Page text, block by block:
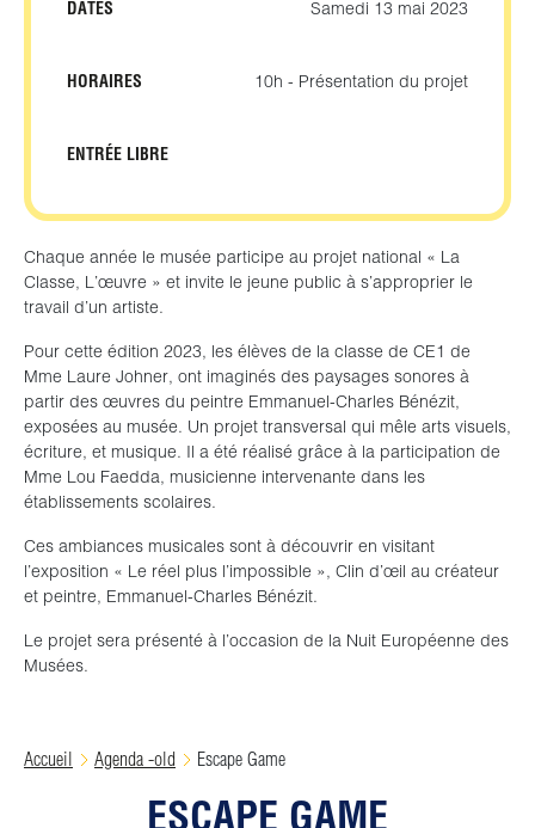
Chaque année le musée participe au projet national « La
Classe, L’œuvre » et invite le jeune public à s’approprier le
travail d’un artiste.
Pour cette édition 2023, les élèves de la classe de CE1 de
Mme Laure Johner, ont imaginés des paysages sonores à
partir des œuvres du peintre Emmanuel-Charles Bénézit,
exposées au musée. Un projet transversal qui mêle arts visuels,
écriture, et musique. Il a été réalisé grâce à la participation de
Mme Lou Faedda, musicienne intervenante dans les
établissements scolaires.
Ces ambiances musicales sont à découvrir en visitant
l’exposition « Le réel plus l’impossible », Clin d’œil au créateur
et peintre, Emmanuel-Charles Bénézit.
Le projet sera présenté à l’occasion de la Nuit Européenne des
Musées.
DATES Samedi 13 mai 2023
HORAIRES 10h - Présentation du projet
ENTRÉE LIBRE
Accueil Agenda -old Escape Game
ESCAPE GAME